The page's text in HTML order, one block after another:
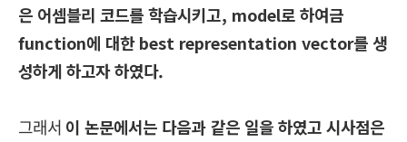
은 어셈블리 코드를 학습시키고, model로 하여금
function에 대한 best representation vector를 생
성하게 하고자 하였다.
그래서 이 논문에서는 다음과 같은 일을 하였고 시사점은